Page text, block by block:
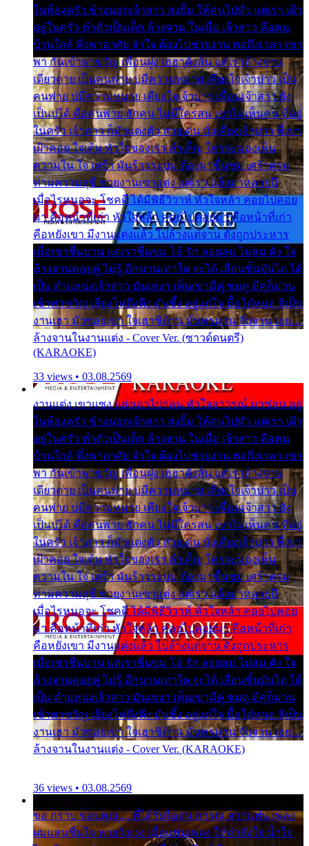
ในห้องครัว ข้างนอกเจ้าสาว ส่งยิ้ม ให้คนไปทั่ว แต่เรา เฝ้า
อยู่ในครัว ทำตัวเป็นเด็ก ล้างจาน ในเมื่อ เจ้าสาว คือคน
บ้านใกล้ พึ่งพาอาศัย จำใจ ต้องไปช่วยงาน พอถึงเวลา เขา
พา กันเข้าพาขวัญ เพื่อนฝูง เฮฮาดังลั่น แต่เราล้างจาน
เดียวดาย เป็นคนพ่าย บ่มีความหมาย เคียงใจเจ้าบ่าว เป็น
คนพ่าย บ่มีความหมาย เคียงใจเจ้าบ่าว เพื่อนเจ้าสาว ยัง
เป็นบ่ได้ คือคนพ่าย ฮักคน ไม่มีใครสน เขาไม่เห็นคน ที่อยู่
ในครัว เจ้าสาว ก็มัวแต่งตัว สวยเด่น นั่งเคียงเจ้าบ่าว ที่เขา
เฝ้าคอย ใจเต้น หัวใจของเรา ลำเค็ญ ใครจะมองเห็น
ความใน ใจ เศร้า มันร้าวระบม ต้องมาขื่นขม เศร้าตรม
ท่ามความสุขี ช่วยงานเขาแต่ง แต่เรา แล้งมาหลายปี
เมื่อไรหนอจะ โชคดี ได้มีพิธีวิวาห์ หัวใจหล้า คอยไปคอย
มา คือหน้าที่เก่า หัวใจหล้า คอยไปคอยมา คือหน้าที่เก่า
คือหยังเขา มีงานแต่งแล้ว ไปล้างแต่จาน ดั่งถูกประหาร
เมื่อเขาชื่นบาน แต่เราขื่นขม โอ้ รัก ลอยลม ไม่สม ดัง ใจ
ล้างจานคอยคู่ ไม่รู้ อีกนานเท่าใด จะได้ เลื่อนขั้นบันได ได้
เป็น ตำแหน่งเจ้าสาว มันเหงา เห็นเขามีคู่ ซมดู มีคู่ก็ม่วน
เข้าพาขวัญ เสียงโห่ตึงตึง มันซึ้ง อยู่แก่ใจ มื้อใด๋หนอ สิเป็น
งานเฮา มัวซอยเขา ใจเฮาซิด้าน มันทรมาน จับจาน เอย…
ล้างจานในงานแต่ง - Cover Ver. (ซาวด์ดนตรี)
(KARAOKE)
33 views • 03.08.2569
งานแต่ง เขาแซง แย่งเอาไปก่อน หัวใจอาวรณ์ มาซ่อน อยู่
ในห้องครัว ข้างนอกเจ้าสาว ส่งยิ้ม ให้คนไปทั่ว แต่เรา เฝ้า
อยู่ในครัว ทำตัวเป็นเด็ก ล้างจาน ในเมื่อ เจ้าสาว คือคน
บ้านใกล้ พึ่งพาอาศัย จำใจ ต้องไปช่วยงาน พอถึงเวลา เขา
พา กันเข้าพาขวัญ เพื่อนฝูง เฮฮาดังลั่น แต่เราล้างจาน
เดียวดาย เป็นคนพ่าย บ่มีความหมาย เคียงใจเจ้าบ่าว เป็น
คนพ่าย บ่มีความหมาย เคียงใจเจ้าบ่าว เพื่อนเจ้าสาว ยัง
เป็นบ่ได้ คือคนพ่าย ฮักคน ไม่มีใครสน เขาไม่เห็นคน ที่อยู่
ในครัว เจ้าสาว ก็มัวแต่งตัว สวยเด่น นั่งเคียงเจ้าบ่าว ที่เขา
เฝ้าคอย ใจเต้น หัวใจของเรา ลำเค็ญ ใครจะมองเห็น
ความใน ใจ เศร้า มันร้าวระบม ต้องมาขื่นขม เศร้าตรม
ท่ามความสุขี ช่วยงานเขาแต่ง แต่เรา แล้งมาหลายปี
เมื่อไรหนอจะ โชคดี ได้มีพิธีวิวาห์ หัวใจหล้า คอยไปคอย
มา คือหน้าที่เก่า หัวใจหล้า คอยไปคอยมา คือหน้าที่เก่า
คือหยังเขา มีงานแต่งแล้ว ไปล้างแต่จาน ดั่งถูกประหาร
เมื่อเขาชื่นบาน แต่เราขื่นขม โอ้ รัก ลอยลม ไม่สม ดัง ใจ
ล้างจานคอยคู่ ไม่รู้ อีกนานเท่าใด จะได้ เลื่อนขั้นบันได ได้
เป็น ตำแหน่งเจ้าสาว มันเหงา เห็นเขามีคู่ ซมดู มีคู่ก็ม่วน
เข้าพาขวัญ เสียงโห่ตึงตึง มันซึ้ง อยู่แก่ใจ มื้อใด๋หนอ สิเป็น
งานเฮา มัวซอยเขา ใจเฮาซิด้าน มันทรมาน จับจาน เอย…
ล้างจานในงานแต่ง - Cover Ver. (KARAOKE)
36 views • 03.08.2569
ขอ กราบ ขอบคุณ.... ที่ได้รับไออุ่น การุณ จากแฟน เพลง
ผมแสนชื่นใจ หายวังเวง เมื่อแฟนเพลง ให้กำลังใจ น้ำใจ